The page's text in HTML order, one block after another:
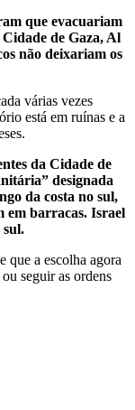
que evacuariam
de Gaza, Al
não deixariam os
várias vezes
está em ruínas e a
da Cidade de
designada
da costa no sul,
em barracas. Israel
sul.
que a escolha agora
seguir as ordens